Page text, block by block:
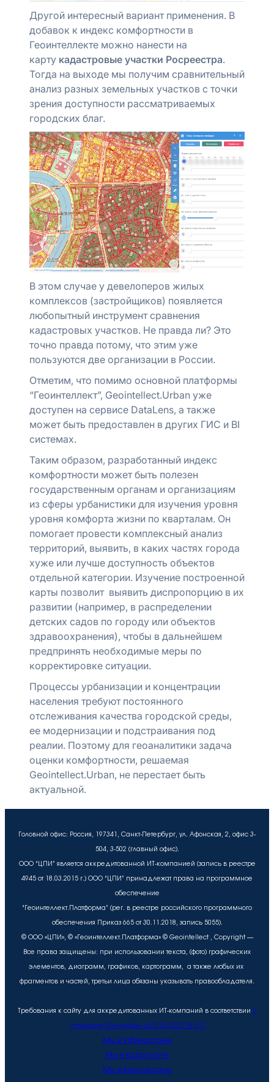
Другой интересный вариант применения. В
добавок к индекс комфортности в
Геоинтеллекте можно нанести на
карту кадастровые участки Росреестра.
Тогда на выходе мы получим сравнительный
анализ разных земельных участков с точки
зрения доступности рассматриваемых
городских благ.
В этом случае у девелоперов жилых
комплексов (застройщиков) появляется
любопытный инструмент сравнения
кадастровых участков. Не правда ли? Это
точно правда потому, что этим уже
пользуются две организации в России.
Отметим, что помимо основной платформы
“Геоинтеллект”, Geointellect.Urban уже
доступен на сервисе DataLens, а также
может быть предоставлен в других ГИС и BI
системах.
Таким образом, разработанный индекс
комфортности может быть полезен
государственным органам и организациям
из сферы урбанистики для изучения уровня
уровня комфорта жизни по кварталам. Он
помогает провести комплексный анализ
территорий, выявить, в каких частях города
хуже или лучше доступность объектов
отдельной категории. Изучение построенной
карты позволит выявить диспропорцию в их
развитии (например, в распределении
детских садов по городу или объектов
здравоохранения), чтобы в дальнейшем
предпринять необходимые меры по
корректировке ситуации.
Процессы урбанизации и концентрации
населения требуют постоянного
отслеживания качества городской среды,
ее модернизации и подстраивания под
реалии. Поэтому для геоаналитики задача
оценки комфортности, решаемая
Geointellect.Urban, не перестает быть
актуальной.
Головной офис: Россия, 197341, Санкт-Петербург, ул. Афонская, 2, офис 3-
504, 3-502 (главный офис).
ООО “ЦПИ” является аккредитованной ИТ-компанией (запись в реестре
4945 от 18.03.2015 г.) ООО “ЦПИ” принадлежат права на программное
обеспечение
“Геоинтеллект.Платформа” (рег. в реестре российского программного
обеспечения Приказ 665 от 30.11.2018, запись 5055).
© ООО «ЦПИ», © «Геоинтеллект.Платформа» © Geointellect , Copyright —
Все права защищены: при использовании текста, (фото) графических
элементов, диаграмм, графиков, картограмм, а также любых их
фрагментов и частей, третьи лица обязаны указывать правообладателя.
Требования к сайту для аккредитованных ИТ-компаний в соответствии с
приказом Минцифры от 02.06.2025 № 511
Мы в Узбекистане
Мы в Казахстане
Мы в Кыргызстане